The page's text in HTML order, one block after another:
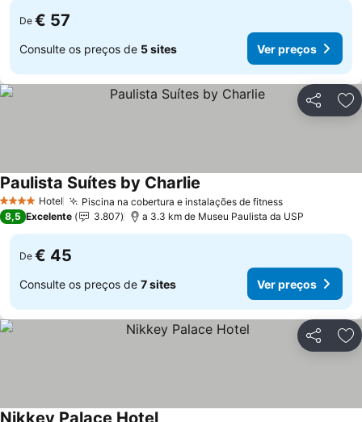
De € 57
Consulte os preços de 5 sites Ver preços
Partilhar
4 EstrelasHotel Piscina na cobertura e instalações de fitnessVer preços
Paulista Suítes by Charlie
8,5 Excelente 3.807 a 3.3 km de Museu Paulista da USP
De € 45
Consulte os preços de 7 sites Ver preços
Partilhar
Nikkey Palace Hotel